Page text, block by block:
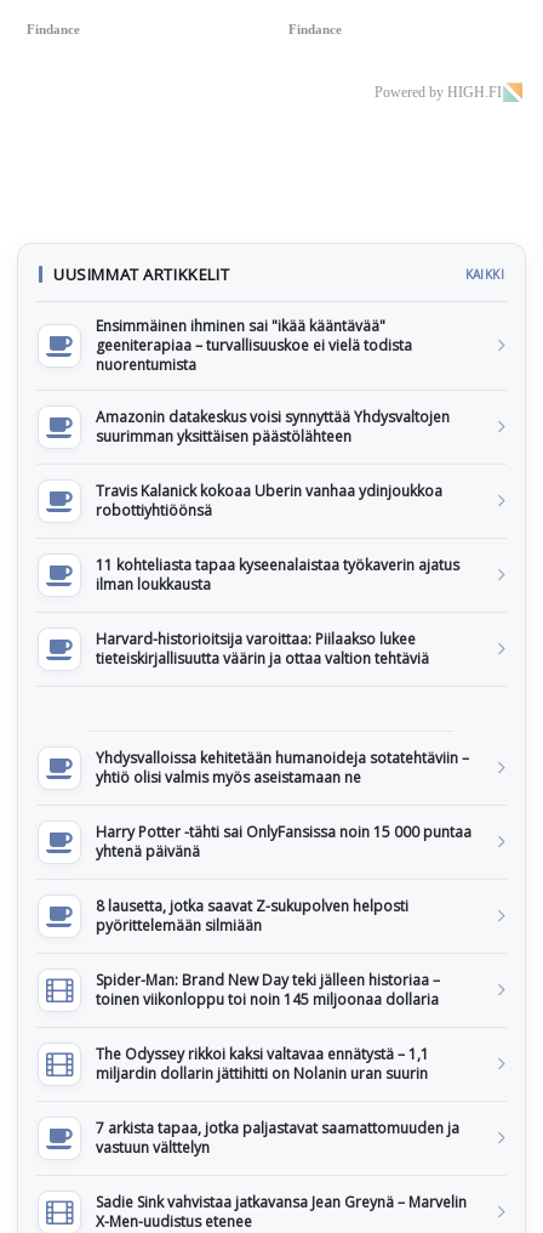
Findance Findance
Powered by HIGH.FI
UUSIMMAT ARTIKKELIT KAIKKI
Ensimmäinen ihminen sai "ikää kääntävää"
geeniterapiaa – turvallisuuskoe ei vielä todista
nuorentumista
Amazonin datakeskus voisi synnyttää Yhdysvaltojen
suurimman yksittäisen päästölähteen
Travis Kalanick kokoaa Uberin vanhaa ydinjoukkoa
robottiyhtiöönsä
11 kohteliasta tapaa kyseenalaistaa työkaverin ajatus
ilman loukkausta
Harvard-historioitsija varoittaa: Piilaakso lukee
tieteiskirjallisuutta väärin ja ottaa valtion tehtäviä
Yhdysvalloissa kehitetään humanoideja sotatehtäviin –
yhtiö olisi valmis myös aseistamaan ne
Harry Potter -tähti sai OnlyFansissa noin 15 000 puntaa
yhtenä päivänä
8 lausetta, jotka saavat Z-sukupolven helposti
pyörittelemään silmiään
Spider-Man: Brand New Day teki jälleen historiaa –
toinen viikonloppu toi noin 145 miljoonaa dollaria
The Odyssey rikkoi kaksi valtavaa ennätystä – 1,1
miljardin dollarin jättihitti on Nolanin uran suurin
7 arkista tapaa, jotka paljastavat saamattomuuden ja
vastuun välttelyn
Sadie Sink vahvistaa jatkavansa Jean Greynä – Marvelin
X-Men-uudistus etenee